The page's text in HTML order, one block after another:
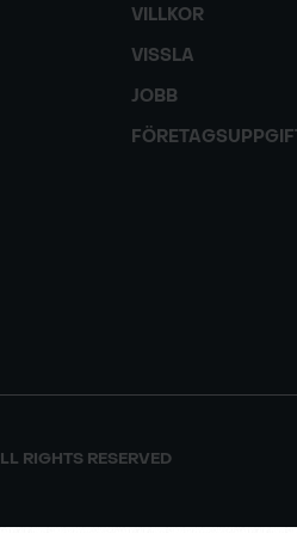
VILLKOR
VISSLA
JOBB
RIGHTS RESERVED